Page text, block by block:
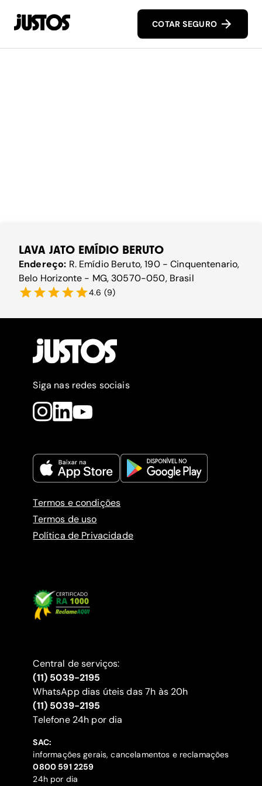
COTAR SEGURO
LAVA JATO EMÍDIO BERUTO
Endereço: R. Emídio Beruto, 190 - Cinquentenario,
Belo Horizonte - MG, 30570-050, Brasil
4.6 (9)
Siga nas redes sociais
Termos e condições
Termos de uso
Política de Privacidade
Central de serviços:
(11) 5039-2195
WhatsApp dias úteis das 7h às 20h
(11) 5039-2195
‍Telefone 24h por dia
SAC:
informações gerais, cancelamentos e reclamações
‍0800 591 2259
24h por dia